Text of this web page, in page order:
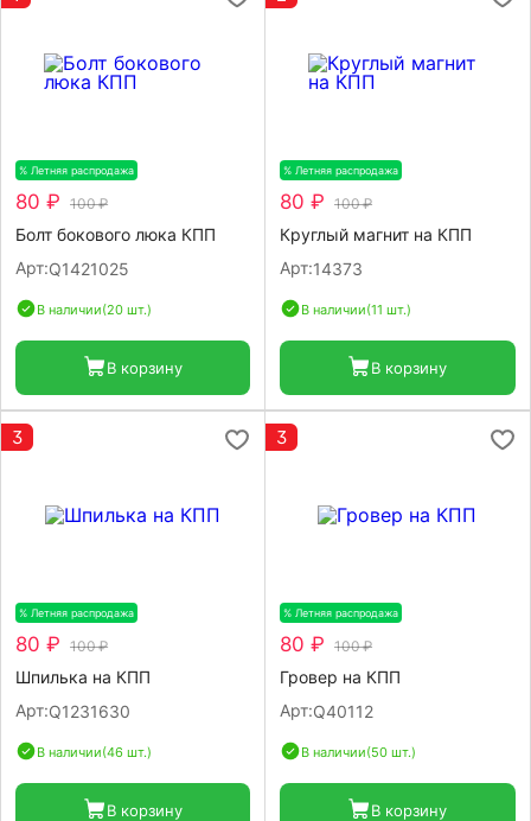
% Летняя распродажа
80 ₽ 100 ₽
Болт бокового люка КПП
Арт:Q1421025
В наличии(20 шт.)
В корзину
% Летняя распродажа
80 ₽ 100 ₽
Круглый магнит на КПП
Арт:14373
В наличии(11 шт.)
В корзину
3
% Летняя распродажа
80 ₽ 100 ₽
Шпилька на КПП
Арт:Q1231630
В наличии(46 шт.)
В корзину
3
% Летняя распродажа
80 ₽ 100 ₽
Гровер на КПП
Арт:Q40112
В наличии(50 шт.)
В корзину